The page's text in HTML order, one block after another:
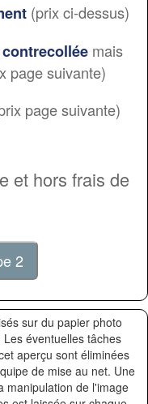
(prix ci-dessus)
mais
page suivante)
page suivante)
et hors frais de
sur du papier photo
éventuelles tâches
aperçu sont éliminées
de mise au net. Une
manipulation de l'image